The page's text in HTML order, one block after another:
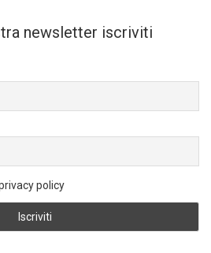
newsletter iscriviti
policy